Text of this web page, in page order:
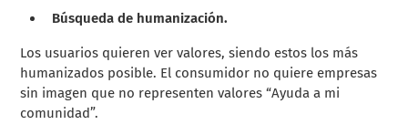
Búsqueda de humanización.
Los usuarios quieren ver valores, siendo estos los más
humanizados posible. El consumidor no quiere empresas
sin imagen que no representen valores “Ayuda a mi
comunidad”.